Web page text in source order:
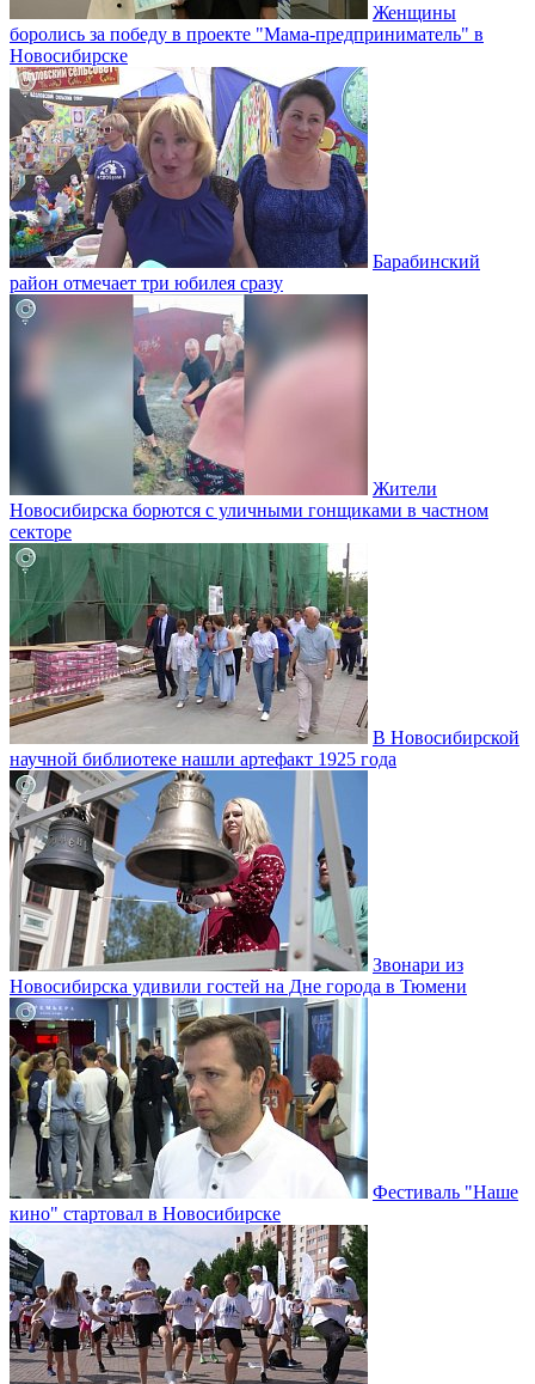
Женщины
боролись за победу в проекте "Мама-предприниматель" в
Новосибирске
Барабинский
район отмечает три юбилея сразу
Жители
Новосибирска борются с уличными гонщиками в частном
секторе
В Новосибирской
научной библиотеке нашли артефакт 1925 года
Звонари из
Новосибирска удивили гостей на Дне города в Тюмени
Фестиваль "Наше
кино" стартовал в Новосибирске